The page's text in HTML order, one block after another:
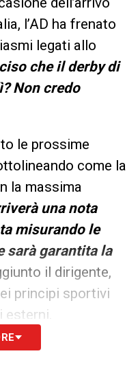
l’AD ha frenato
legati allo
che il derby di
Non credo
le prossime
come la
la massima
una nota
misurando le
sarà garantita la
il dirigente,
principi sportivi
della